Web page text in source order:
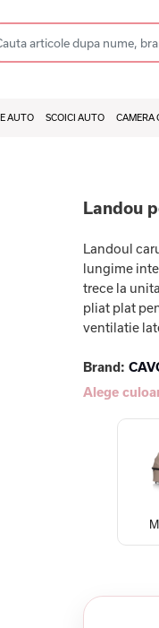
AUTO SCOICI AUTO CAMERA
Landou
Landoul
lungime
trece la
pliat plat
ventilatie
Brand:
Alege